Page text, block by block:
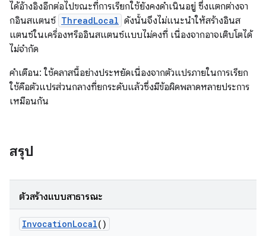
ได้อ้างอิงอีกต่อไปขณะที่การเรียกใช้ยังคงดำเนินอยู่ ซึ่งแตกต่างจา
กอินสแตนซ์ ThreadLocal ดังนั้นจึงไม่แนะนําให้สร้างอินส
แตนซ์ในเครื่องหรืออินสแตนซ์แบบไม่คงที่ เนื่องจากอาจเติบโตได้
ไม่จำกัด
คำเตือน: ใช้คลาสนี้อย่างประหยัดเนื่องจากตัวแปรภายในการเรียก
ใช้คือตัวแปรส่วนกลางที่ยกระดับแล้วซึ่งมีข้อผิดพลาดหลายประการ
เหมือนกัน
สรุป
ตัวสร้างแบบสาธารณะ
InvocationLocal()